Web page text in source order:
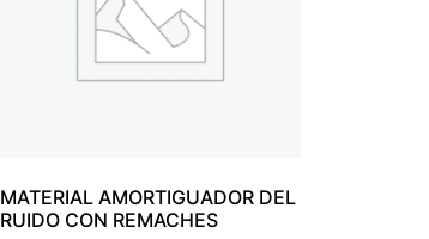
MATERIAL AMORTIGUADOR DEL
RUIDO CON REMACHES